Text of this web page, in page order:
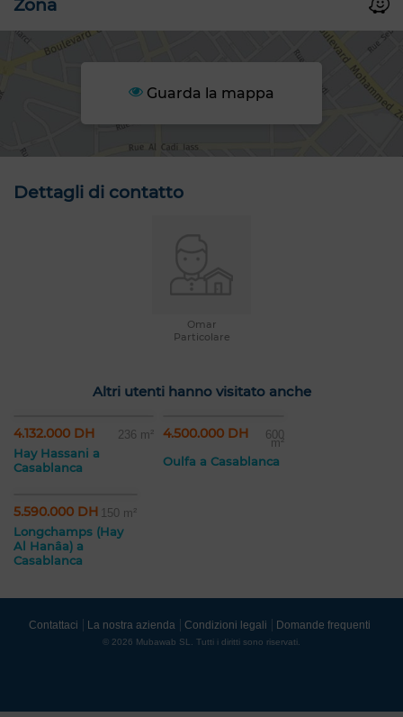
Zona
Guarda la mappa
Dettagli di contatto
Omar
Particolare
Altri utenti hanno visitato anche
4.132.000 DH 236 m²
Hay Hassani a
Casablanca
4.500.000 DH 600
m²
Oulfa a Casablanca
5.590.000 DH 150 m²
Longchamps (Hay
Al Hanâa) a
Casablanca
Contattaci La nostra azienda Condizioni legali Domande frequenti
© 2026 Mubawab SL. Tutti i diritti sono riservati.